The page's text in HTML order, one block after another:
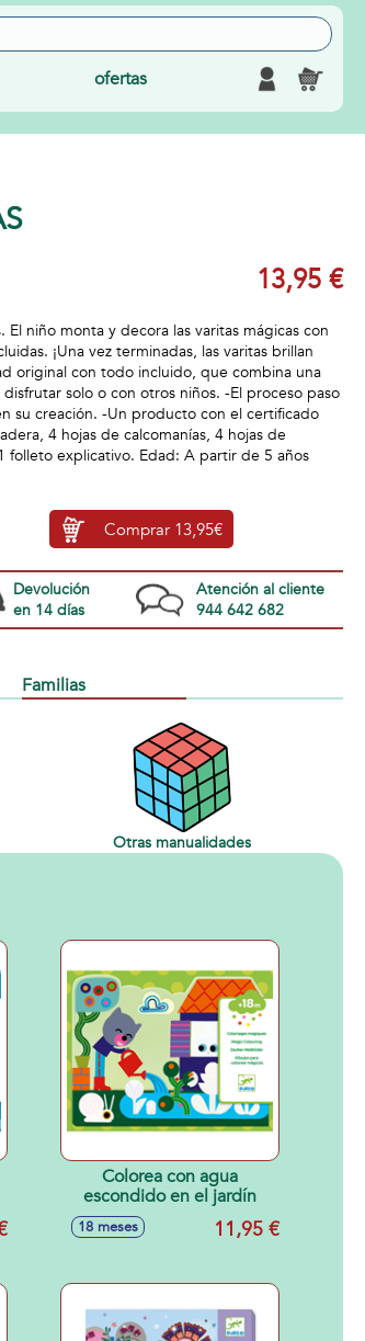
ofertas
13,95 €
niño monta y decora las varitas mágicas con
¡Una vez terminadas, las varitas brillan
original con todo incluido, que combina una
solo o con otros niños. -El proceso paso
su creación. -Un producto con el certificado
4 hojas de calcomanías, 4 hojas de
folleto explicativo. Edad: A partir de 5 años
Comprar 13,95€
Devolución
en 14 días
Atención al cliente
944 642 682
Familias
Otras manualidades
Colorea con agua
escondido en el jardín
18 meses 11,95 €